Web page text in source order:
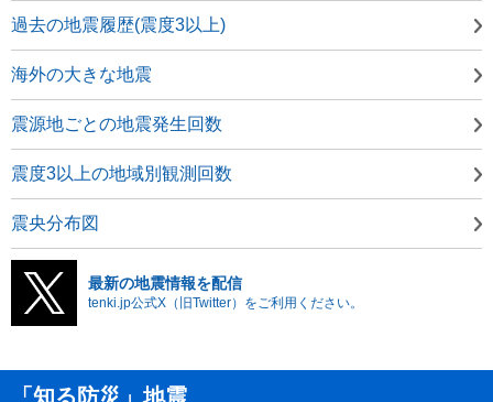
過去の地震履歴(震度3以上)
海外の大きな地震
震源地ごとの地震発生回数
震度3以上の地域別観測回数
震央分布図
最新の地震情報を配信
tenki.jp公式X（旧Twitter）をご利用ください。
「知る防災」地震